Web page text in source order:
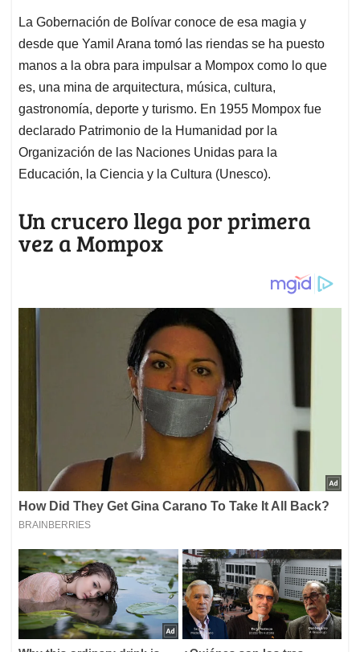
La Gobernación de Bolívar conoce de esa magia y
desde que Yamil Arana tomó las riendas se ha puesto
manos a la obra para impulsar a Mompox como lo que
es, una mina de arquitectura, música, cultura,
gastronomía, deporte y turismo. En 1955 Mompox fue
declarado Patrimonio de la Humanidad por la
Organización de las Naciones Unidas para la
Educación, la Ciencia y la Cultura (Unesco).
Un crucero llega por primera
vez a Mompox